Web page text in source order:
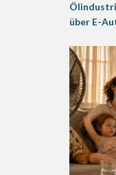
über E-